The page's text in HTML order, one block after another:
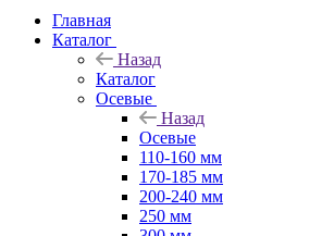
Главная
Каталог
Назад
Каталог
Осевые
Назад
Осевые
110-160 мм
170-185 мм
200-240 мм
250 мм